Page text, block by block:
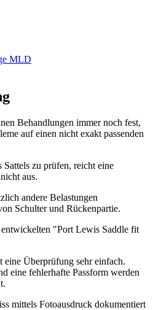
MLD
Behandlungen immer noch fest,
auf einen nicht exakt passenden
zu prüfen, reicht eine
aus.
andere Belastungen
Schulter und Rückenpartie.
"Port Lewis Saddle fit
eine Überprüfung sehr einfach.
eine fehlerhafte Passform werden
mittels Fotoausdruck dokumentiert